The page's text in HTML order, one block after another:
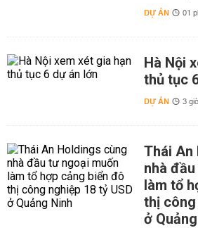
DỰ ÁN 01
Hà Nội
thủ tục
DỰ ÁN 3
Thái An
nhà
làm tổ
thị công
ở